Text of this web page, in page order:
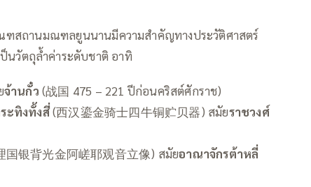
สถานมณฑลยูนนานมีความสำคัญทางประวัติศาสตร์
นวัตถุล้ำค่าระดับชาติ อาทิ
จ้านกั๋ว (战国 475 – 221 ปีก่อนคริสต์ศักราช)
ะทิงทั้งสี่(西汉鎏金骑士四牛铜贮贝器) สมัยราชวงศ์
国银背光金阿嵯耶观音立像) สมัยอาณาจักรต้าหลี่